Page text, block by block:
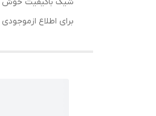
برای اطلاع